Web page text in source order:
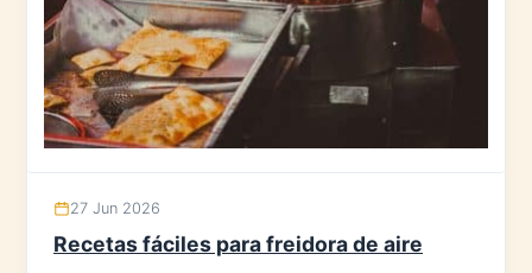
27 Jun 2026
Recetas fáciles para freidora de aire